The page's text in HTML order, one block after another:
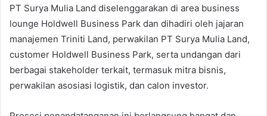
PT Surya Mulia Land diselenggarakan di area business
lounge Holdwell Business Park dan dihadiri oleh jajaran
manajemen Triniti Land, perwakilan PT Surya Mulia Land,
customer Holdwell Business Park, serta undangan dari
berbagai stakeholder terkait, termasuk mitra bisnis,
perwakilan asosiasi logistik, dan calon investor.